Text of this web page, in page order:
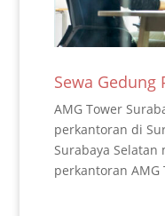
Sewa Gedung
AMG Tower
perkantoran di
Surabaya
perkantoran AMG